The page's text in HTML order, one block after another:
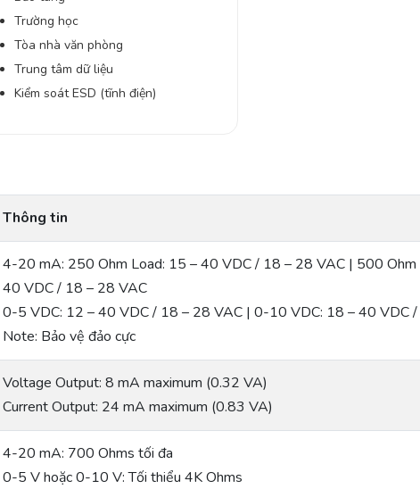
Trường học
Tòa nhà văn phòng
Trung tâm dữ liệu
Kiểm soát ESD (tĩnh điện)
Thông tin
4-20 mA: 250 Ohm Load: 15 – 40 VDC / 18 – 28 VAC | 500 Ohm
40 VDC / 18 – 28 VAC
0-5 VDC: 12 – 40 VDC / 18 – 28 VAC | 0-10 VDC: 18 – 40 VDC
Note: Bảo vệ đảo cực
Voltage Output: 8 mA maximum (0.32 VA)
Current Output: 24 mA maximum (0.83 VA)
4-20 mA: 700 Ohms tối đa
0-5 V hoặc 0-10 V: Tối thiểu 4K Ohms